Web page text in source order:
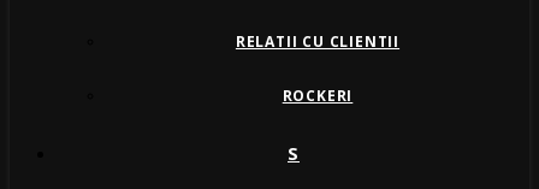
RELATII CU CLIENTII
ROCKERI
S